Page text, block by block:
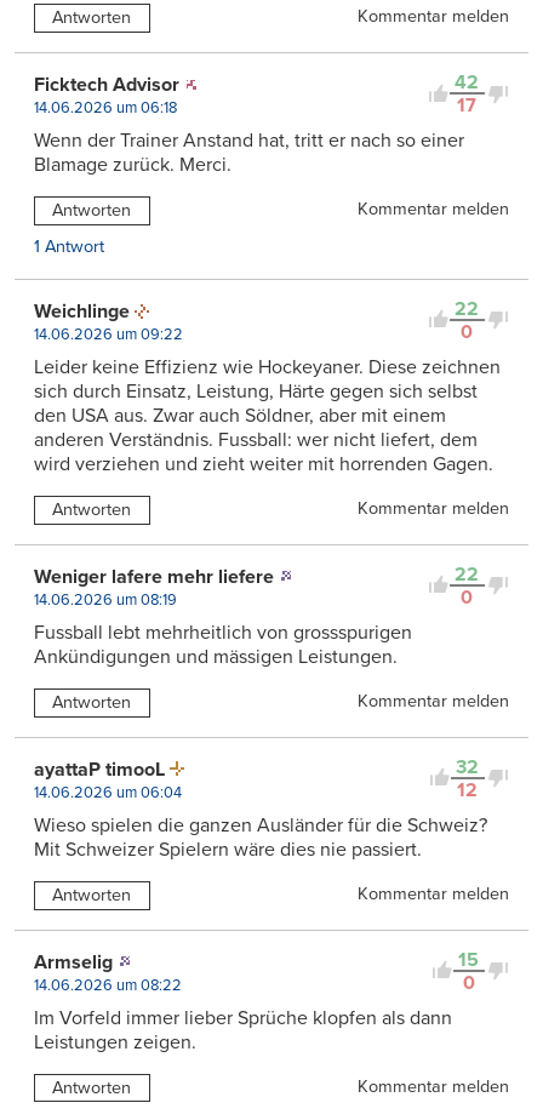
Antworten Kommentar melden
42
17
Ficktech Advisor
14.06.2026 um 06:18
Wenn der Trainer Anstand hat, tritt er nach so einer
Blamage zurück. Merci.
Antworten
Kommentar melden
1 Antwort
22
0
Weichlinge
14.06.2026 um 09:22
Leider keine Effizienz wie Hockeyaner. Diese zeichnen
sich durch Einsatz, Leistung, Härte gegen sich selbst
den USA aus. Zwar auch Söldner, aber mit einem
anderen Verständnis. Fussball: wer nicht liefert, dem
wird verziehen und zieht weiter mit horrenden Gagen.
Antworten Kommentar melden
22
0
Weniger lafere mehr liefere
14.06.2026 um 08:19
Fussball lebt mehrheitlich von grossspurigen
Ankündigungen und mässigen Leistungen.
Antworten Kommentar melden
32
12
ayattaP timooL
14.06.2026 um 06:04
Wieso spielen die ganzen Ausländer für die Schweiz?
Mit Schweizer Spielern wäre dies nie passiert.
Antworten Kommentar melden
15
0
Armselig
14.06.2026 um 08:22
Im Vorfeld immer lieber Sprüche klopfen als dann
Leistungen zeigen.
Antworten Kommentar melden